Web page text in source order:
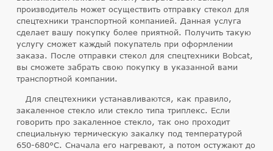
производитель может осуществить отправку стекол для
спецтехники транспортной компанией. Данная услуга
сделает вашу покупку более приятной. Получить такую
услугу сможет каждый покупатель при оформлении
заказа. После отправки стекол для спецтехники Bobcat,
вы сможете забрать свою покупку в указанной вами
транспортной компании.
Для спецтехники устанавливаются, как правило,
закаленное стекло или стекло типа триплекс. Если
говорить про закаленное стекло, так оно проходит
специальную термическую закалку под температурой
650-680°C. Сначала его нагревают, а потом остужают до